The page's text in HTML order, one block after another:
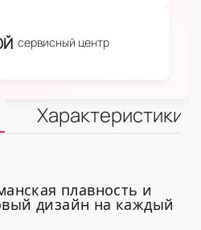
сервисный центр
Характеристики
плавность и
дизайн на каждый